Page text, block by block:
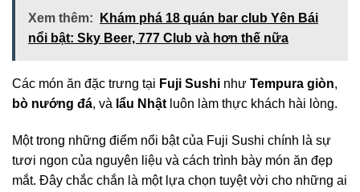
Xem thêm:
Khám phá 18 quán bar club Yên Bái
nổi bật: Sky Beer, 777 Club và hơn thế nữa
Các món ăn đặc trưng tại Fuji Sushi như Tempura giòn,
bò nướng đá, và lẩu Nhật luôn làm thực khách hài lòng.
Một trong những điểm nổi bật của Fuji Sushi chính là sự
tươi ngon của nguyên liệu và cách trình bày món ăn đẹp
mắt. Đây chắc chắn là một lựa chọn tuyệt vời cho những ai